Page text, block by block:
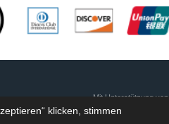
klicken, stimmen
Mit Unterstützung von